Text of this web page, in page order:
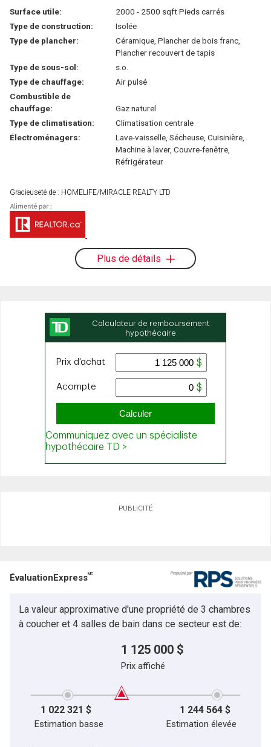
Surface utile:
2000 - 2500 sqft Pieds carrés
Type de construction:
Isolée
Type de plancher:
Céramique, Plancher de bois franc,
Plancher recouvert de tapis
Type de sous-sol:
s.o.
Type de chauffage:
Air pulsé
Combustible de
chauffage:
Gaz naturel
Type de climatisation:
Climatisation centrale
Électroménagers:
Lave-vaisselle, Sécheuse, Cuisinière,
Machine à laver, Couvre-fenêtre,
Réfrigérateur
Gracieuseté de : HOMELIFE/MIRACLE REALTY LTD
Plus de détails
PUBLICITÉ
ÉvaluationExpressMC
La valeur approximative d'une propriété de 3 chambres
à coucher et 4 salles de bain dans ce secteur est de:
1 125 000 $
Prix affiché
1 022 321 $ 1 244 564 $
Estimation basse Estimation élevée